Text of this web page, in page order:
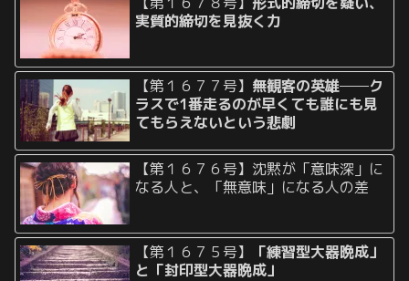
実質的締切を見抜く力
【第１６７７号】 無観客の英雄──ク
ラスで1番走るのが早くても誰にも見
てもらえないという悲劇
【第１６７６号】沈黙が「意味深」に
なる人と、「無意味」になる人の差
【第１６７５号】
「練習型大器晩成」
と「封印型大器晩成」